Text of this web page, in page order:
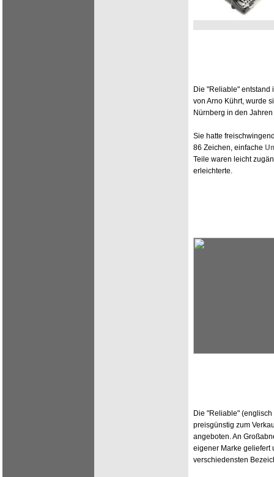
Die "Reliable" entstand
von Arno Kührt, wurde
Nürnberg in den
Sie hatte
86 Zeichen, einfache
Teile waren leicht
erleichterte.
Die "Reliable"
preisgünstig zum
angeboten. An
eigener Marke geliefert
verschiedensten